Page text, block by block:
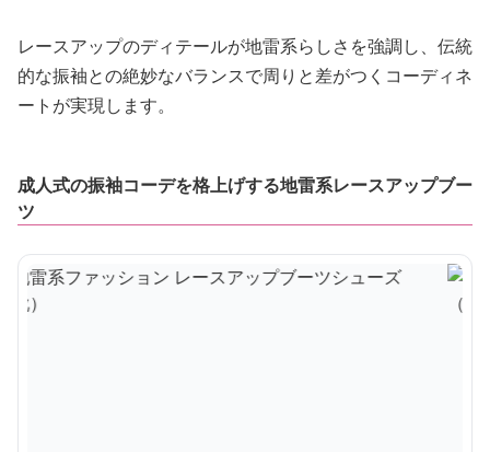
レースアップのディテールが地雷系らしさを強調し、伝統
的な振袖との絶妙なバランスで周りと差がつくコーディネ
ートが実現します。
成人式の振袖コーデを格上げする地雷系レースアップブー
ツ